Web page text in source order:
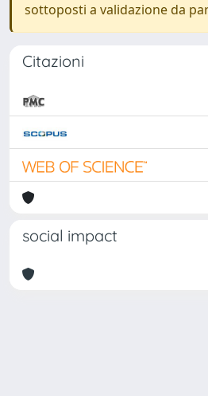
sottoposti a validazione da
Citazioni
social impact